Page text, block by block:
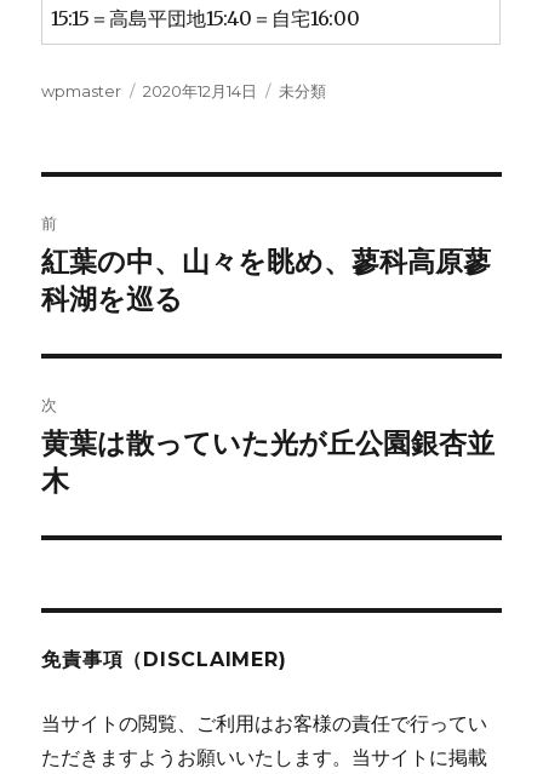
15:15＝高島平団地15:40＝自宅16:00
投
wpmaster
投
2020年12月14日
カ
未分類
稿
ナ
ビ
ゲ
ー
シ
ン
前
前
の
稿:
紅葉の中、山々を眺め、蓼科高原蓼
科湖を巡る
次
次
の
稿:
黄葉は散っていた光が丘公園銀杏並
木
免責事項（DISCLAIMER)
当サイトの閲覧、ご利用はお客様の責任で行ってい
ただきますようお願いいたします。当サイトに掲載